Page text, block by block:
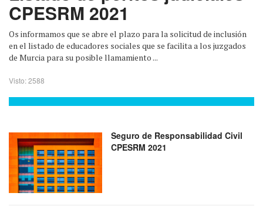
CPESRM 2021
Os informamos que se abre el plazo para la solicitud de inclusión
en el listado de educadores sociales que se facilita a los juzgados
de Murcia para su posible llamamiento ...
Visto: 2588
Seguro de Responsabilidad Civil
CPESRM 2021